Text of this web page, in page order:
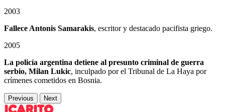
2003
Fallece Antonis Samarakis, escritor y destacado pacifista griego.
2005
La policía argentina detiene al presunto criminal de guerra
serbio, Milan Lukic, inculpado por el Tribunal de La Haya por
crímenes cometidos en Bosnia.
Previous Next